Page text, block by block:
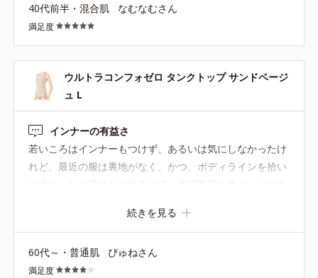
裾がめくれることもないので、スーツパンツも綺麗に履け
ます
大きさについては、サイズ表を見て、同じシリー
ズのハーフトップはＬサイズを購入しましたが、タンクト
ップは襟ぐりが深めという口コミを参考にしてＭサイズを
購入しました。ハーフトップＬにタンクトップＭを重ね着
していますが、私的にはそれでちょうどよいです
40代前半・混合肌 なむなむさん
満足度
ウルトラコンフォゼロ タンクトップ サンドベージ
ュ L
インナーの有益さ
若いころはインナーもつけず、あるいは気にしなかったけ
れど、最近の服は裏地がなく、かつ、ボディラインを拾い
やすかったり透けたりするので、体調管理も含め、インナ
と色合いが気に入りました。あとはお洗濯の耐久性かな。
ダークネービーも欲しい。
続きを見る
60代～・普通肌 ぴゅねさん
満足度